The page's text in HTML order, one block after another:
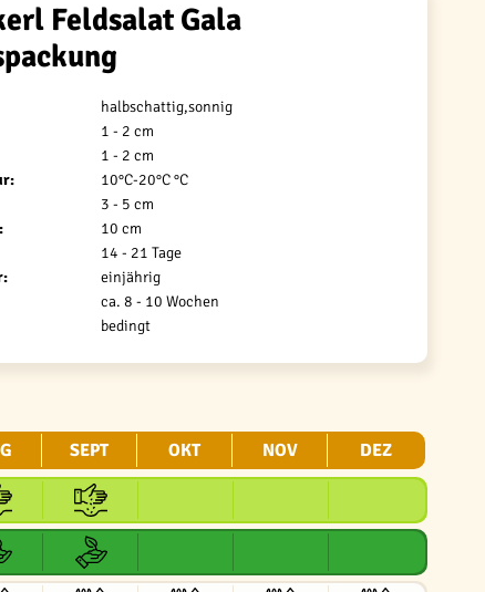
Feldsalat Gala
halbschattig,sonnig
1 - 2 cm
1 - 2 cm
10°C-20°C °C
3 - 5 cm
10 cm
14 - 21 Tage
einjährig
ca. 8 - 10 Wochen
bedingt
SEPT OKT NOV DEZ